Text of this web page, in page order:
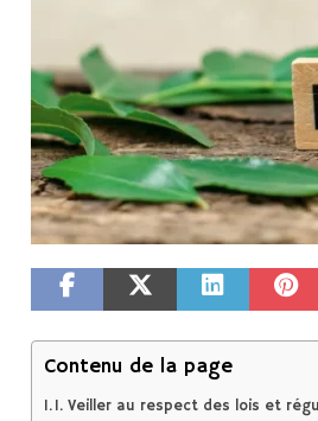
Contenu de la page
1. Veiller au respect des lois et